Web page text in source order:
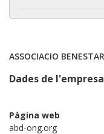
Dades de l'empresa
Pàgina web
abd-ong.org